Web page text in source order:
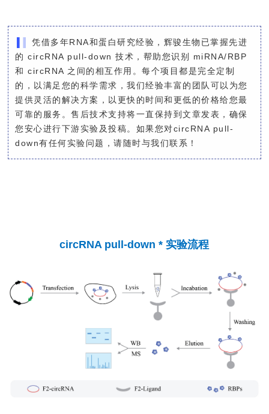
凭借多年RNA和蛋白研究经验，辉骏生物已掌握先进
的 circRNA pull-down 技术，帮助您识别 miRNA/RBP
和 circRNA 之间的相互作用。每个项目都是完全定制
的，以满足您的科学需求，我们经验丰富的团队可以为您
提供灵活的解决方案，以更快的时间和更低的价格给您最
可靠的服务。售后技术支持将一直保持到文章发表，确保
您安心进行下游实验及投稿。 如果您对circRNA pull-
down有任何实验问题，请随时与我们联系！
circRNA pull-down * 实验流程